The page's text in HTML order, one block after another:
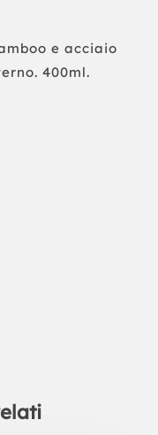
e acciaio
400ml.